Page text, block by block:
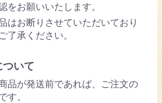
をお願いいたします。
はお断りさせていただいており
了承ください。
ついて
品が発送前であれば、ご注文の
す。